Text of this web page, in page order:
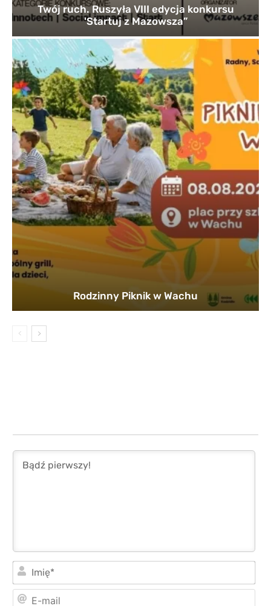
Twój ruch. Ruszyła VIII edycja konkursu
'Startuj z Mazowsza”
Rodzinny Piknik w Wachu